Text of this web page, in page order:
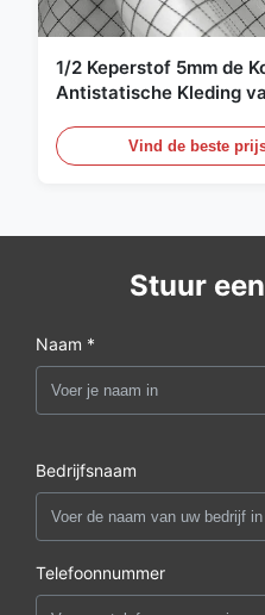
1/2 Keperstof 5mm de
Antistatische Kleding
Vind de beste
Stuur
Naam *
Bedrijfsnaam
Telefoonnummer